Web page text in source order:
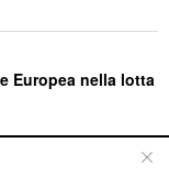
Europea nella lotta